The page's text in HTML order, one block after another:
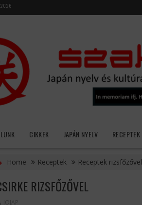
2026
CIKKEK JAPÁN NYELV RECEPTEK
Home Receptek Receptek rizsfőzővel
RIZSFŐZŐVEL
JOJAP